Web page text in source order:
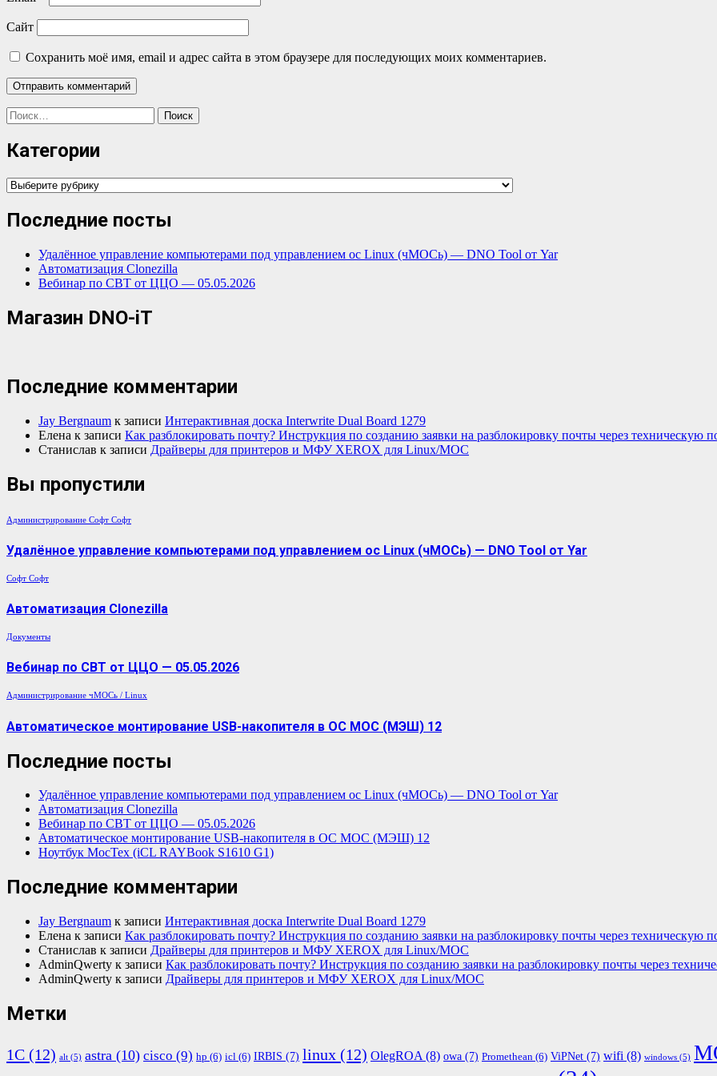
Сайт
Сохранить моё имя, email и адрес сайта в этом браузере для последующих моих комментариев.
Найти:
Категории
Категории
Последние посты
Удалённое управление компьютерами под управлением ос Linux (чМОСь) — DNO Tool от Yar
Автоматизация Clonezilla
Вебинар по СВТ от ЦЦО — 05.05.2026
Магазин DNO-iT
Последние комментарии
Jay Bergnaum к записи Интерактивная доска Interwrite Dual Board 1279
Елена к записи Как разблокировать почту? Инструкция по созданию заявки на разблокировку почты через техническую
Станислав к записи Драйверы для принтеров и МФУ XEROX для Linux/МОС
Вы пропустили
Администрирование Софт Софт
Удалённое управление компьютерами под управлением ос Linux (чМОСь) — DNO Tool от Yar
Софт Софт
Автоматизация Clonezilla
Документы
Вебинар по СВТ от ЦЦО — 05.05.2026
Администрирование чМОСь / Linux
Автоматическое монтирование USB-накопителя в ОС МОС (МЭШ) 12
Последние посты
Удалённое управление компьютерами под управлением ос Linux (чМОСь) — DNO Tool от Yar
Автоматизация Clonezilla
Вебинар по СВТ от ЦЦО — 05.05.2026
Автоматическое монтирование USB-накопителя в ОС МОС (МЭШ) 12
Ноутбук МосТех (iCL RAYBook S1610 G1)
Последние комментарии
Jay Bergnaum к записи Интерактивная доска Interwrite Dual Board 1279
Елена к записи Как разблокировать почту? Инструкция по созданию заявки на разблокировку почты через техническую
Станислав к записи Драйверы для принтеров и МФУ XEROX для Linux/МОС
AdminQwerty к записи Как разблокировать почту? Инструкция по созданию заявки на разблокировку почты через
AdminQwerty к записи Драйверы для принтеров и МФУ XEROX для Linux/МОС
Метки
1С (12) alt (5) astra (10) cisco (9) hp (6) icl (6) IRBIS (7) linux (12) OlegROA (8) owa (7) Promethean (6) ViPNet (7) wifi (8) windows (5)